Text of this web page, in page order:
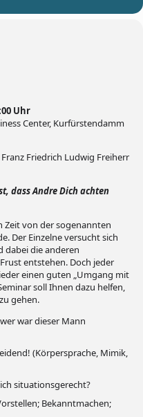
Uhr
Center, Kurfürstendamm
Friedrich Ludwig Freiherr
dass Andre Dich achten
von der sogenannten
Der Einzelne versucht sich
dabei die anderen
entstehen. Doch jeder
einen guten „Umgang mit
soll Ihnen dazu helfen,
gehen.
war dieser Mann
(Körpersprache, Mimik,
situationsgerecht?
Bekanntmachen;